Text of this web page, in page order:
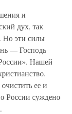
и
дух, так
Но эти силы
— Господь
Нашей
ее и
России суждено